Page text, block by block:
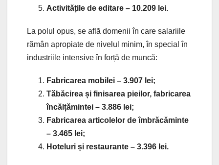
Activitățile de editare – 10.209 lei.
La polul opus, se află domenii în care salariile
rămân apropiate de nivelul minim, în special în
industriile intensive în forță de muncă:
Fabricarea mobilei – 3.907 lei;
Tăbăcirea și finisarea pieilor, fabricarea
încălțămintei – 3.886 lei;
Fabricarea articolelor de îmbrăcăminte
– 3.465 lei;
Hoteluri și restaurante – 3.396 lei.